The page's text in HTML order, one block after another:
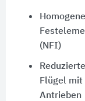
(NFI)
Flügel
Antrieben